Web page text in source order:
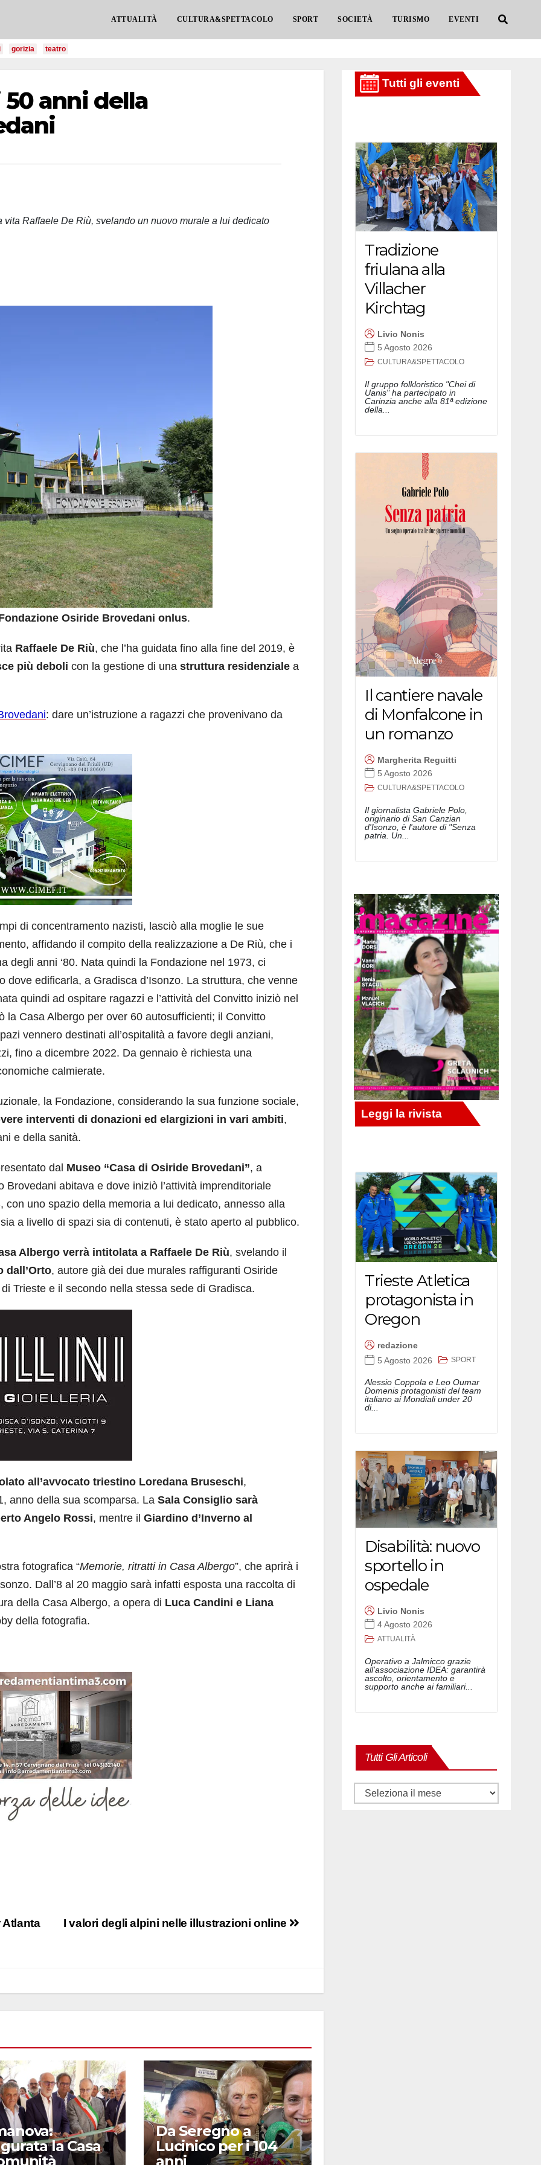
ATTUALITÀ CULTURA&SPETTACOLO SPORT SOCIETÀ TURISMO EVENTI
gorizia teatro
anni della
Raffaele De Riù, svelando un nuovo murale a lui dedicato
Osiride Brovedani onlus.
Raffaele De Riù, che l’ha guidata fino alla fine del 2019, è
più deboli con la gestione di una struttura residenziale a
: dare un’istruzione a ragazzi che provenivano da
di concentramento nazisti, lasciò alla moglie le sue
affidando il compito della realizzazione a De Riù, che i
degli anni ‘80. Nata quindi la Fondazione nel 1973, ci
edificarla, a Gradisca d’Isonzo. La struttura, che venne
quindi ad ospitare ragazzi e l’attività del Convitto iniziò nel
la Casa Albergo per over 60 autosufficienti; il Convitto
vennero destinati all’ospitalità a favore degli anziani,
fino a dicembre 2022. Da gennaio è richiesta una
calmierate.
la Fondazione, considerando la sua funzione sociale,
interventi di donazioni ed elargizioni in vari ambiti,
e della sanità.
dal Museo “Casa di Osiride Brovedani”, a
abitava e dove iniziò l’attività imprenditoriale
con uno spazio della memoria a lui dedicato, annesso alla
a livello di spazi sia di contenuti, è stato aperto al pubblico.
Albergo verrà intitolata a Raffaele De Riù, svelando il
dall’Orto, autore già dei due murales raffiguranti Osiride
Trieste e il secondo nella stessa sede di Gradisca.
all’avvocato triestino Loredana Bruseschi,
anno della sua scomparsa. La Sala Consiglio sarà
Angelo Rossi, mentre il Giardino d’Inverno al
fotografica “Memorie, ritratti in Casa Albergo”, che aprirà i
Dall’8 al 20 maggio sarà infatti esposta una raccolta di
della Casa Albergo, a opera di Luca Candini e Liana
della fotografia.
I valori degli alpini nelle illustrazioni online
Atlanta
la Casa
Da Seregno a
Lucinico per i 104
anni
Tradizione
friulana alla
Villacher
Kirchtag
Livio Nonis
5 Agosto 2026
CULTURA&SPETTACOLO
Il gruppo folkloristico "Chei di
Uanis" ha partecipato in
Carinzia anche alla 81ª edizione
della...
Il cantiere navale
di Monfalcone in
un romanzo
Margherita Reguitti
5 Agosto 2026
CULTURA&SPETTACOLO
Il giornalista Gabriele Polo,
originario di San Canzian
d'Isonzo, è l'autore di "Senza
patria. Un...
Trieste Atletica
protagonista in
Oregon
redazione
5 Agosto 2026
SPORT
Alessio Coppola e Leo Oumar
Domenis protagonisti del team
italiano ai Mondiali under 20
di...
Disabilità: nuovo
sportello in
ospedale
Livio Nonis
4 Agosto 2026
ATTUALITÀ
Operativo a Jalmicco grazie
all'associazione IDEA: garantirà
ascolto, orientamento e
supporto anche ai familiari...
Tutti Gli Articoli
Tutti